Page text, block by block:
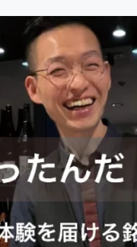
・サービス開発
雑誌出版
ンジ
CAMPFIRE for Social Good